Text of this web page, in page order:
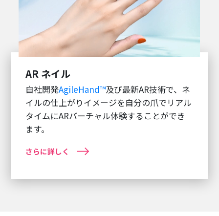
AR ネイル
自社開発AgileHand™及び最新AR技術で、ネ
イルの仕上がりイメージを自分の爪でリアル
タイムにARバーチャル体験することができ
ます。
さらに詳しく